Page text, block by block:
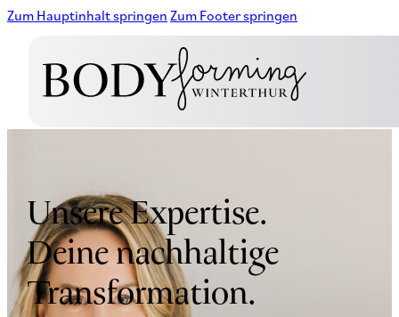
Zum Hauptinhalt springenZum Footer springen
Unsere Expertise.
Deine nachhaltige
Transformation.